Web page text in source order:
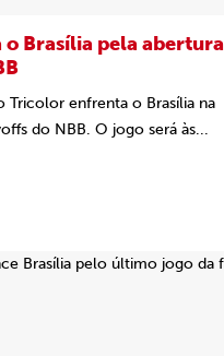
o Brasília pela abertura
Tricolor enfrenta o Brasília na
do NBB. O jogo será às...